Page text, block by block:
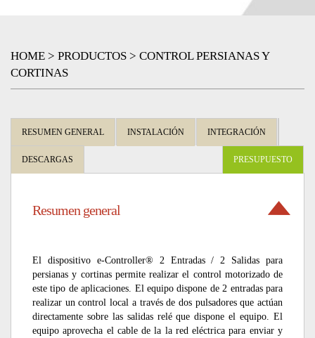
HOME > PRODUCTOS > CONTROL PERSIANAS Y
CORTINAS
top
RESUMEN GENERAL INSTALACIÓN INTEGRACIÓN
DESCARGAS PRESUPUESTO
Resumen general
El dispositivo e-Controller® 2 Entradas / 2 Salidas para
persianas y cortinas permite realizar el control motorizado de
este tipo de aplicaciones. El equipo dispone de 2 entradas para
realizar un control local a través de dos pulsadores que actúan
directamente sobre las salidas relé que dispone el equipo. El
equipo aprovecha el cable de la la red eléctrica para enviar y